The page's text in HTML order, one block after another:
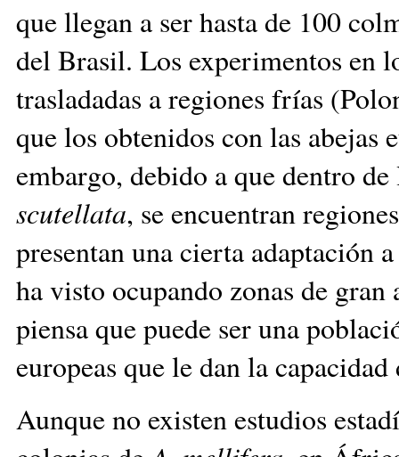
que llegan a ser hasta de 100
del Brasil. Los experimentos en
trasladadas a regiones frías
que los obtenidos con las abejas
embargo, debido a que dentro
scutellata, se encuentran
presentan una cierta adaptación
ha visto ocupando zonas de
piensa que puede ser una
europeas que le dan la
Aunque no existen estudios